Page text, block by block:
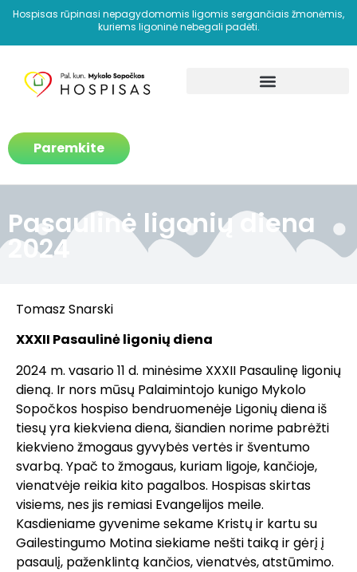
Hospisas rūpinasi nepagydomomis ligomis sergančiais žmonėmis,
kuriems ligoninė nebegali padėti.
Paremkite
Pasaulinė ligonių diena
2024
Tomasz Snarski
XXXII Pasaulinė ligonių diena
2024 m. vasario 11 d. minėsime XXXII Pasaulinę ligonių
dieną. Ir nors mūsų Palaimintojo kunigo Mykolo
Sopočkos hospiso bendruomenėje Ligonių diena iš
tiesų yra kiekviena diena, šiandien norime pabrėžti
kiekvieno žmogaus gyvybės vertės ir šventumo
svarbą. Ypač to žmogaus, kuriam ligoje, kančioje,
vienatvėje reikia kito pagalbos. Hospisas skirtas
visiems, nes jis remiasi Evangelijos meile.
Kasdieniame gyvenime sekame Kristų ir kartu su
Gailestingumo Motina siekiame nešti taiką ir gėrį į
pasaulį, paženklintą kančios, vienatvės, atstūmimo.